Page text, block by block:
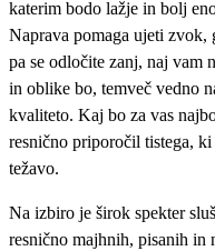
katerim bodo lažje in bolj
Naprava pomaga ujeti zvok,
pa se odločite zanj, naj vam
in oblike bo, temveč vedno
kvaliteto. Kaj bo za vas
resnično priporočil tistega,
težavo.
Na izbiro je širok spekter
resnično majhnih, pisanih in